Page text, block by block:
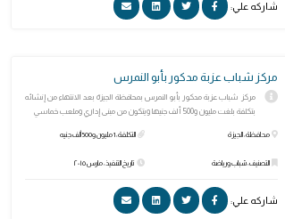
شاركه علي:
مركز شباب عزبة مدكور بأبو النمرس
مركز شباب عزبة مدكور بأبو النمرس بمحافظة الجيزة بعد الانتهاء من إنشائه
بتكلفة بلغت مليون و500 ألف جنيها ويتكون من مبنى إداري وملعب خماسي
محافظة: الجيزة
التصنيف: شباب ورياضة
التكلفة: 1 مليون و500 ألف جنيه
تاريخ التنفيذ: مارس ٢٠١٥
شاركه علي: